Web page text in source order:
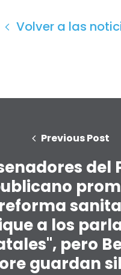
Volver a las
Previous Post
del
a los
pero
guardan